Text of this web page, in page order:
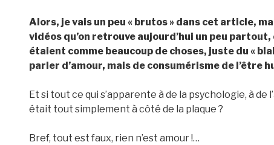
Alors, je vais un peu « brutos » dans cet article,
vidéos qu’on retrouve aujourd’hui un peu
étaient comme beaucoup de choses, juste du «
parler d’amour, mais de consumérisme de l’être
Et si tout ce qui s’apparente à de la psychologie, à
était tout simplement à côté de la plaque ?
Bref, tout est faux, rien n’est amour !…